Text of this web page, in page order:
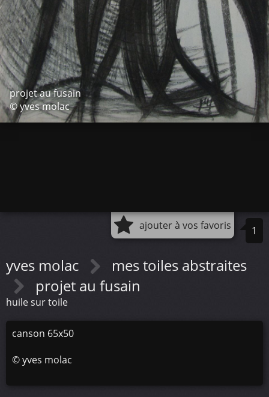
projet au fusain
© yves molac
ajouter à vos favoris 1
yves molac
mes toiles abstraites
projet au fusain
huile sur toile
canson 65x50
©yves molac